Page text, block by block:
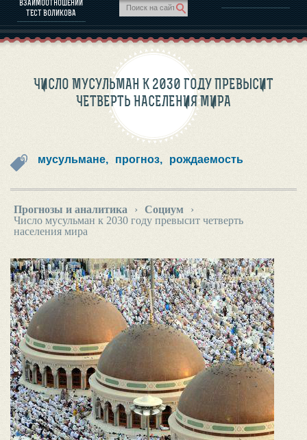
ВЗАИМООТНОШЕНИЙ
ТЕСТ ВОЛИКОВА
ПРОГНОЗЫ И АНАЛИТИКА
ЧИСЛО МУСУЛЬМАН К 2030 ГОДУ ПРЕВЫСИТ
ЧЕТВЕРТЬ НАСЕЛЕНИЯ МИРА
мусульмане, прогноз, рождаемость
Прогнозы и аналитика › Социум
›
Число мусульман к 2030 году превысит четверть
населения мира